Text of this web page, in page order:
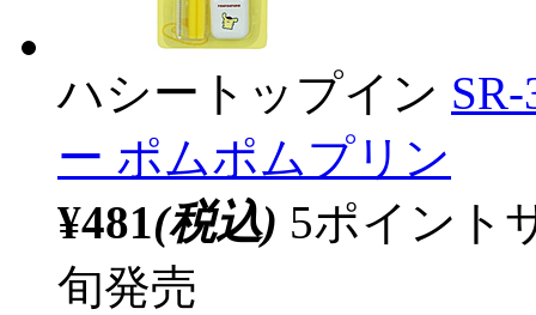
ハシートップイン
ー ポムポムプリン
¥481(税込) 5ポイント
旬発売